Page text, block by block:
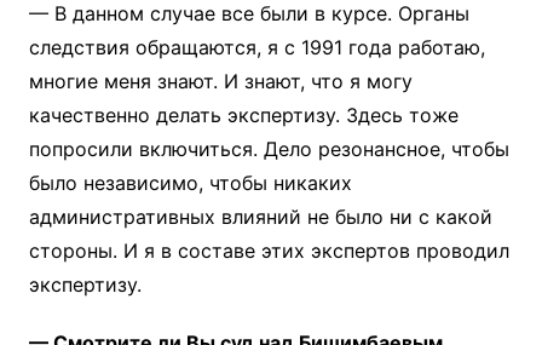
— В данном случае все были в курсе. Органы
следствия обращаются, я с 1991 года работаю,
многие меня знают. И знают, что я могу
качественно делать экспертизу. Здесь тоже
попросили включиться. Дело резонансное, чтобы
было независимо, чтобы никаких
административных влияний не было ни с какой
стороны. И я в составе этих экспертов проводил
экспертизу.